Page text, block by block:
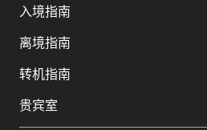
入境指南
离境指南
转机指南
贵宾室